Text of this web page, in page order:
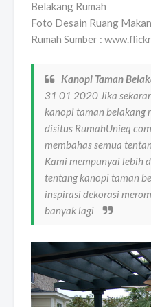
Foto Desain Ruang
Rumah Sumber :
Kanopi Taman
31 01 2020 Jika
kanopi taman belakang
disitus RumahUnieq
membahas semua
Kami mempunyai lebih
tentang kanopi taman
inspirasi dekorasi
banyak lagi